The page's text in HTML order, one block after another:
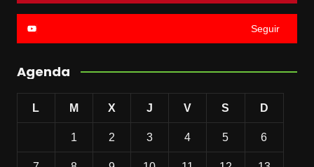
Seguir
Agenda
L M X J V S D
1 2 3 4 5 6